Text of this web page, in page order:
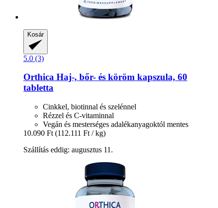
Kosár
5.0 (3)
Orthica Haj-​, bőr-​ és köröm kapszula, 60
tabletta
Cinkkel, biotinnal és szelénnel
Rézzel és C-vitaminnal
Vegán és mesterséges adalékanyagoktól mentes
10.090 Ft (112.111 Ft / kg)
Szállítás eddig: augusztus 11.